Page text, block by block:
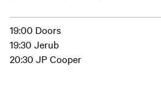
19:00 Doors
19:30 Jerub
20:30 JP Cooper